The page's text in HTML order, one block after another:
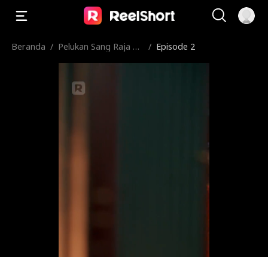
Beranda / Pelukan Sang Raja Ul
/ Episode 2